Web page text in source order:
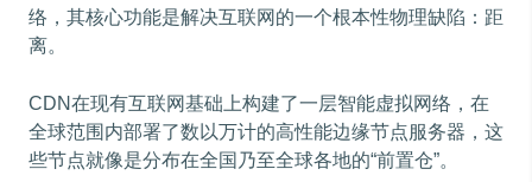
络，其核心功能是解决互联网的一个根本性物理缺陷：距
离。
CDN在现有互联网基础上构建了一层智能虚拟网络，在
全球范围内部署了数以万计的高性能边缘节点服务器，这
些节点就像是分布在全国乃至全球各地的“前置仓”。